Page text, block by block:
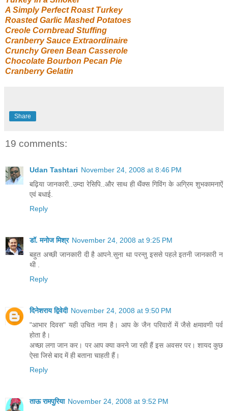
A Simply Perfect Roast Turkey
Roasted Garlic Mashed Potatoes
Creole Cornbread Stuffing
Cranberry Sauce Extraordinaire
Crunchy Green Bean Casserole
Chocolate Bourbon Pecan Pie
Cranberry Gelatin
Share
19 comments:
Udan Tashtari November 24, 2008 at 8:46 PM
बढ़िया जानकारी..उम्दा रेसिपि..और साथ ही थैंक्स गिविंग के अग्रिम शुभकामनाऐं
एवं बधाई.
Reply
डॉ. मनोज मिश्र November 24, 2008 at 9:25 PM
बहुत अच्छी जानकारी दी है आपने.सुना था परन्तु इससे पहले इतनी जानकारी न
थी .
Reply
दिनेशराय द्विवेदी November 24, 2008 at 9:50 PM
"आभार दिवस" यही उचित नाम है। आप के जैन परिवारों में जैसे क्षमावणी पर्व
होता है।
अच्छा लगा जान कर। पर आप क्या करने जा रही हैं इस अवसर पर। शायद कुछ
ऐसा जिसे बाद में ही बताना चाहती हैं।
Reply
ताऊ रामपुरिया November 24, 2008 at 9:52 PM